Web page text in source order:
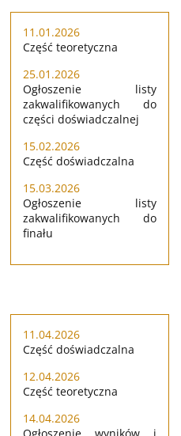
11.01.2026
Część teoretyczna
25.01.2026
Ogłoszenie listy
zakwalifikowanych do
części doświadczalnej
15.02.2026
Część doświadczalna
15.03.2026
Ogłoszenie listy
zakwalifikowanych do
finału
11.04.2026
Część doświadczalna
12.04.2026
Część teoretyczna
14.04.2026